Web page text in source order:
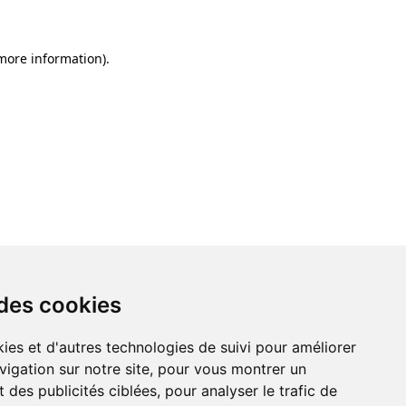
cookies
et d'autres technologies de suivi pour améliorer
sur notre site, pour vous montrer un
des publicités ciblées, pour analyser le trafic de
information).